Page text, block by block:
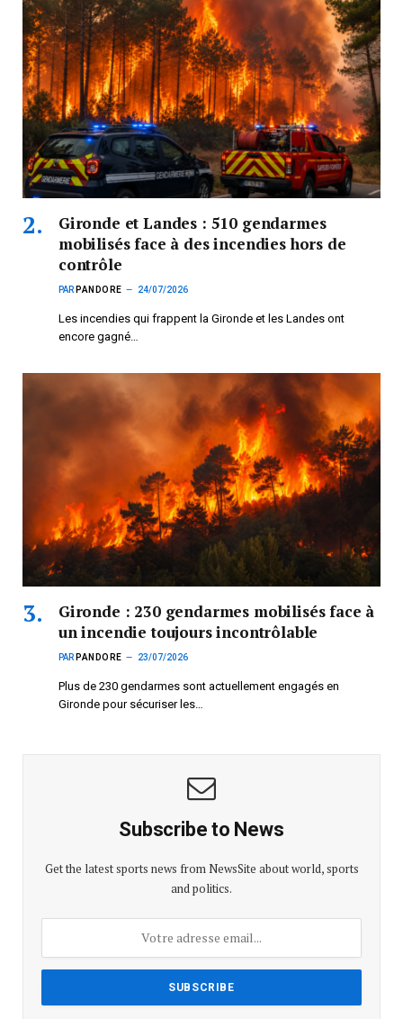
Gironde et Landes : 510 gendarmes
mobilisés face à des incendies hors de
contrôle
PAR PANDORE 24/07/2026
Les incendies qui frappent la Gironde et les Landes ont
encore gagné…
Gironde : 230 gendarmes mobilisés face à
un incendie toujours incontrôlable
PAR PANDORE 23/07/2026
Plus de 230 gendarmes sont actuellement engagés en
Gironde pour sécuriser les…
Subscribe to News
Get the latest sports news from NewsSite about world, sports
and politics.